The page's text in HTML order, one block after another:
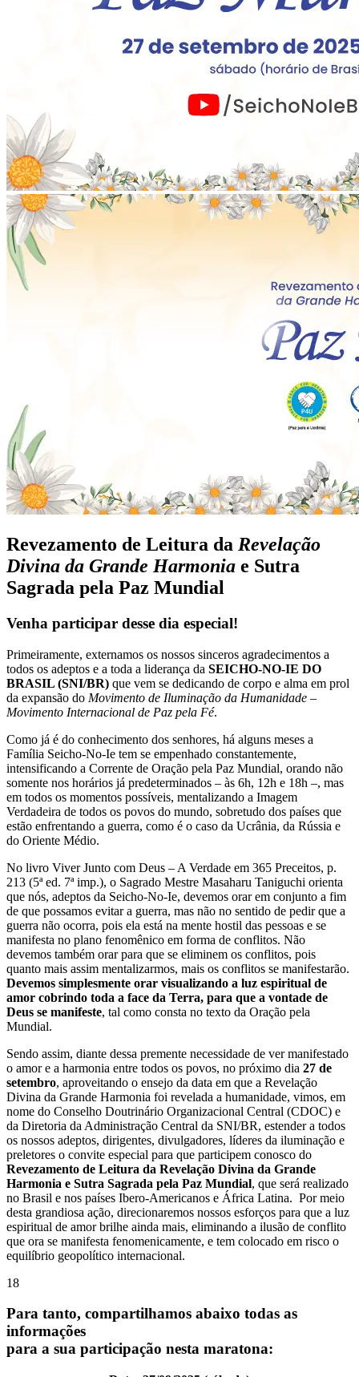
Revezamento de Leitura da Revelação
Divina da Grande Harmonia e Sutra
Sagrada pela Paz Mundial
Venha participar desse dia especial!
Primeiramente, externamos os nossos sinceros agradecimentos a
todos os adeptos e a toda a liderança da SEICHO-NO-IE DO
BRASIL (SNI/BR) que vem se dedicando de corpo e alma em prol
da expansão do Movimento de Iluminação da Humanidade –
Movimento Internacional de Paz pela Fé.
Como já é do conhecimento dos senhores, há alguns meses a
Família Seicho-No-Ie tem se empenhado constantemente,
intensificando a Corrente de Oração pela Paz Mundial, orando não
somente nos horários já predeterminados – às 6h, 12h e 18h –, mas
em todos os momentos possíveis, mentalizando a Imagem
Verdadeira de todos os povos do mundo, sobretudo dos países que
estão enfrentando a guerra, como é o caso da Ucrânia, da Rússia e
do Oriente Médio.
No livro Viver Junto com Deus – A Verdade em 365 Preceitos, p.
213 (5ª ed. 7ª imp.), o Sagrado Mestre Masaharu Taniguchi orienta
que nós, adeptos da Seicho-No-Ie, devemos orar em conjunto a fim
de que possamos evitar a guerra, mas não no sentido de pedir que a
guerra não ocorra, pois ela está na mente hostil das pessoas e se
manifesta no plano fenomênico em forma de conflitos. Não
devemos também orar para que se eliminem os conflitos, pois
quanto mais assim mentalizarmos, mais os conflitos se manifestarão.
Devemos simplesmente orar visualizando a luz espiritual de
amor cobrindo toda a face da Terra, para que a vontade de
Deus se manifeste, tal como consta no texto da Oração pela
Mundial.
Sendo assim, diante dessa premente necessidade de ver manifestado
o amor e a harmonia entre todos os povos, no próximo dia 27 de
setembro, aproveitando o ensejo da data em que a Revelação
Divina da Grande Harmonia foi revelada a humanidade, vimos, em
nome do Conselho Doutrinário Organizacional Central (CDOC) e
da Diretoria da Administração Central da SNI/BR, estender a todos
os nossos adeptos, dirigentes, divulgadores, líderes da iluminação e
preletores o convite especial para que participem conosco do
Revezamento de Leitura da Revelação Divina da Grande
Harmonia e Sutra Sagrada pela Paz Mundial, que será realizado
no Brasil e nos países Ibero-Americanos e África Latina. Por meio
desta grandiosa ação, direcionaremos nossos esforços para que a luz
espiritual de amor brilhe ainda mais, eliminando a ilusão de conflito
que ora se manifesta fenomenicamente, e tem colocado em risco o
equilíbrio geopolítico internacional.
18
Para tanto, compartilhamos abaixo todas as
informações
para a sua participação nesta maratona: